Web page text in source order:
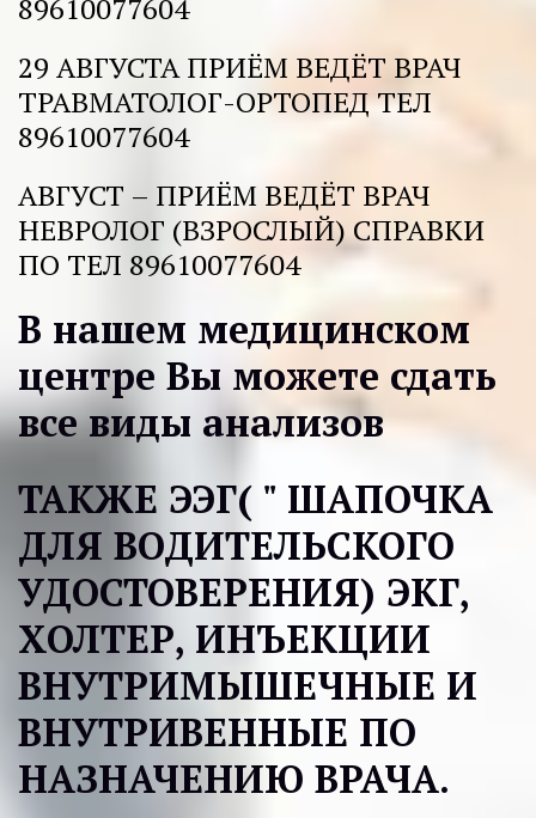
89610077604
29 АВГУСТА ПРИЁМ ВЕДЁТ ВРАЧ
ТРАВМАТОЛОГ-ОРТОПЕД ТЕЛ
89610077604
АВГУСТ – ПРИЁМ ВЕДЁТ ВРАЧ
НЕВРОЛОГ (ВЗРОСЛЫЙ) СПРАВКИ
ПО ТЕЛ 89610077604
В нашем медицинском
центре Вы можете сдать
все виды анализов
ТАКЖЕ ЭЭГ( " ШАПОЧКА
ДЛЯ ВОДИТЕЛЬСКОГО
УДОСТОВЕРЕНИЯ) ЭКГ,
ХОЛТЕР, ИНЪЕКЦИИ
ВНУТРИМЫШЕЧНЫЕ И
ВНУТРИВЕННЫЕ ПО
НАЗНАЧЕНИЮ ВРАЧА.